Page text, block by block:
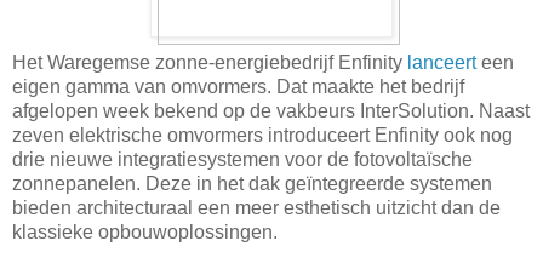
Het Waregemse zonne-energiebedrijf Enfinity lanceerteen
eigen gamma van omvormers. Dat maakte het bedrijf
afgelopen week bekend op de vakbeurs InterSolution. Naast
zeven elektrische omvormers introduceert Enfinity ook nog
drie nieuwe integratiesystemen voor de fotovoltaïsche
zonnepanelen. Deze in het dak geïntegreerde systemen
bieden architecturaal een meer esthetisch uitzicht dan de
klassieke opbouwoplossingen.